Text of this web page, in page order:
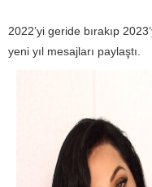
2022’yi geride bırakıp
yeni yıl mesajları paylaştı.